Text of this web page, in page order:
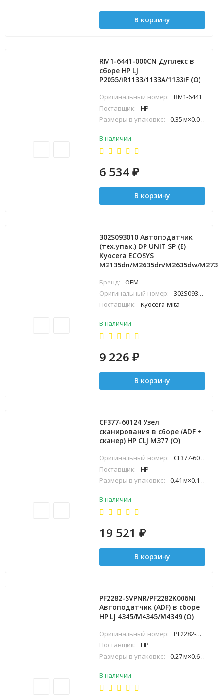
В корзину
RM1-6441-000CN Дуплекс в
сборе HP LJ
P2055/iR1133/1133A/1133iF (O)
Оригинальный номер:
RM1-6441
Поставщик:
HP
Размеры в упаковке:
0.35 м×0.08 м×0.38 м
В наличии
6 534₽
В корзину
302S093010 Автоподатчик
(тех.упак.) DP UNIT SP (E)
Kyocera ECOSYS
M2135dn/M2635dn/M2635dw/
Бренд:
OEM
Оригинальный номер:
302S093010
Поставщик:
Kyocera-Mita
В наличии
9 226₽
В корзину
CF377-60124 Узел
сканирования в сборе (ADF +
сканер) HP CLJ M377 (O)
Оригинальный номер:
CF377-60124
Поставщик:
HP
Размеры в упаковке:
0.41 м×0.18 м×0.51 м
В наличии
19 521₽
В корзину
PF2282-SVPNR/PF2282K006NI
Автоподатчик (ADF) в сборе
HP LJ 4345/M4345/M4349 (O)
Оригинальный номер:
PF2282-SVPNR
Поставщик:
HP
Размеры в упаковке:
0.27 м×0.68 м×0.66 м
В наличии